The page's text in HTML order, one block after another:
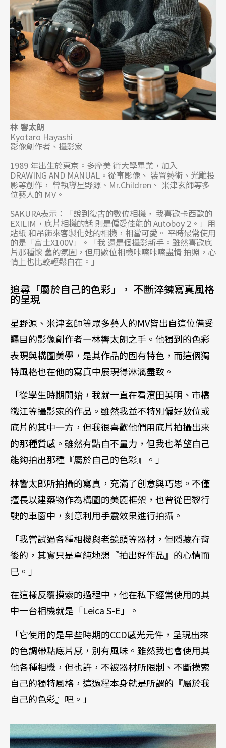
林 響太朗
Kyotaro Hayashi
影像創作者、攝影家
1989 年出生於東京。多摩美 術大學畢業，加入
DRAWING AND MANUAL。從事影像、 裝置藝術、光雕投
影等創作， 曾執導星野源、Mr.Children、 米津玄師等多
位藝人的 MV。
SAKURA表示：「說到復古的數位相機， 我喜歡卡西歐的
EXILIM，底片相機的話 則是偏愛佳能的 Autoboy 2。」用
貼紙 和吊飾來客製化她的相機，相當可愛。 平時最常使用
的是「富士X100V」。「我 還是個攝影新手。雖然喜歡底
片那種懷 舊的氛圍，但用數位相機咔嚓咔嚓盡情 拍照，心
情上也比較輕鬆自在。」
追尋「屬於自己的色彩」， 不斷淬鍊寫真風格
的呈現
星野源、米津玄師等眾多藝人的MV皆出自這位備受
矚目的影像創作者—林響太朗之手。他獨到的色彩
表現與構圖美學，是其作品的固有特色，而這個獨
特風格也在他的寫真中展現得淋漓盡致。
「從學生時期開始，我就一直在看濱田英明、市橋
織江等攝影家的作品。雖然我並不特別偏好數位或
底片的其中一方，但我很喜歡他們用底片拍攝出來
的那種質感。雖然有點自不量力，但我也希望自己
能夠拍出那種『屬於自己的色彩』。」
林響太郎所拍攝的寫真，充滿了創意與巧思。不僅
擅長以建築物作為構圖的美麗框架，也曾從巴黎行
駛的車窗中，刻意利用手震效果進行拍攝。
「我嘗試過各種相機與老鏡頭等器材，但隱藏在背
後的，其實只是單純地想『拍出好作品』的心情而
已。」
在這樣反覆摸索的過程中，他在私下經常使用的其
中一台相機就是「Leica S-E」。
「它使用的是早些時期的CCD感光元件，呈現出來
的色調帶點底片感，別有風味。雖然我也會使用其
他各種相機，但也許，不被器材所限制、不斷摸索
自己的獨特風格，這過程本身就是所謂的『屬於我
自己的色彩』吧。」